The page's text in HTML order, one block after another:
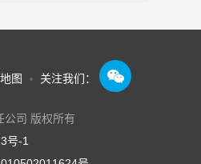
图 关注我们： 
公司 版权所有
号-1